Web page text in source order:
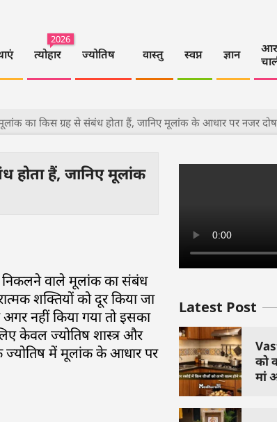
त्योहार
2026
ज्योतिष वास्तु स्वप्न ज्ञान
का किस ग्रह से संबंध होता हैं, जानिए मूलांक के आधार पर नजर
हैं, जानिए मूलांक
वाले मूलांक का संबंध
शक्तियों को दूर किया जा
नहीं किया गया तो इसका
केवल ज्योतिष शास्त्र और
ज्योतिष में मूलांक के आधार पर
Latest Post
को
मां